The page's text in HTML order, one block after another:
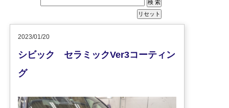
2023/01/20
シビック セラミックVer3コーティン
グ